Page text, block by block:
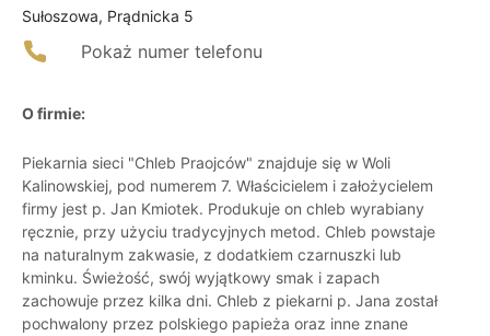
Sułoszowa, Prądnicka 5
Pokaż numer telefonu
O firmie:
Piekarnia sieci "Chleb Praojców" znajduje się w Woli
Kalinowskiej, pod numerem 7. Właścicielem i założycielem
firmy jest p. Jan Kmiotek. Produkuje on chleb wyrabiany
ręcznie, przy użyciu tradycyjnych metod. Chleb powstaje
na naturalnym zakwasie, z dodatkiem czarnuszki lub
kminku. Świeżość, swój wyjątkowy smak i zapach
zachowuje przez kilka dni. Chleb z piekarni p. Jana został
pochwalony przez polskiego papieża oraz inne znane